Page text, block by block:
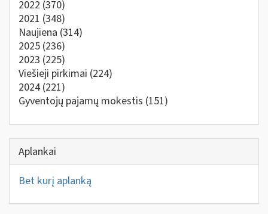
2022 (370)
2021 (348)
Naujiena (314)
2025 (236)
2023 (225)
Viešieji pirkimai (224)
2024 (221)
Gyventojų pajamų mokestis (151)
Aplankai
Bet kurį aplanką